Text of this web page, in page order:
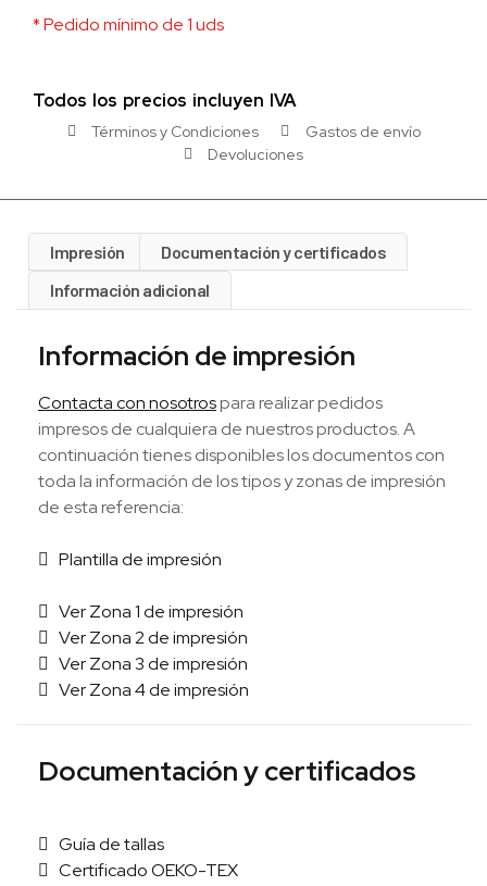
* Pedido mínimo de 1 uds
Todos los precios incluyen IVA
Términos y Condiciones
Gastos de envío
Devoluciones
Impresión
Documentación y certificados
Información adicional
Información de impresión
Contacta con nosotrospara realizar pedidos
impresos de cualquiera de nuestros productos. A
continuación tienes disponibles los documentos con
toda la información de los tipos y zonas de impresión
de esta referencia:
Plantilla de impresión
Ver Zona 1 de impresión
Ver Zona 2 de impresión
Ver Zona 3 de impresión
Ver Zona 4 de impresión
Documentación y certificados
Guía de tallas
Certificado OEKO-TEX